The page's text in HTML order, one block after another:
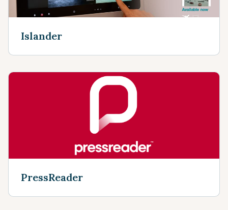
Islander
PressReader